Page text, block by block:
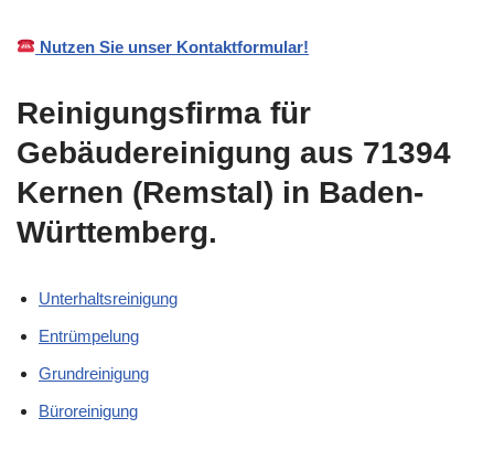
Nutzen Sie unser Kontaktformular!
Reinigungsfirma für
Gebäudereinigung aus 71394
Kernen (Remstal) in Baden-
Württemberg.
Unterhaltsreinigung
Entrümpelung
Grundreinigung
Büroreinigung